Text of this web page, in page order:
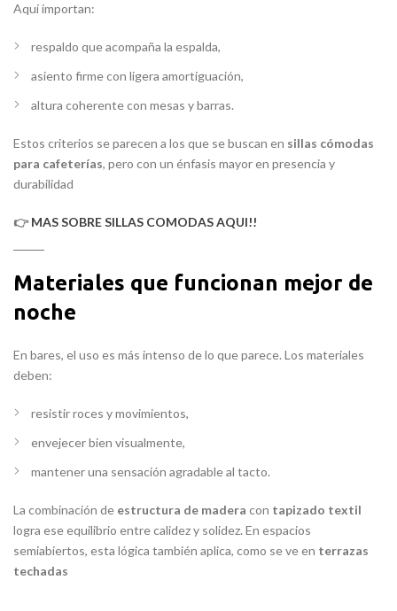
Aquí importan:
respaldo que acompaña la espalda,
asiento firme con ligera amortiguación,
altura coherente con mesas y barras.
Estos criterios se parecen a los que se buscan en sillas cómodas
para cafeterías, pero con un énfasis mayor en presencia y
durabilidad
👉MAS SOBRE SILLAS COMODAS AQUI!!
Materiales que funcionan mejor de
noche
En bares, el uso es más intenso de lo que parece. Los materiales
deben:
resistir roces y movimientos,
envejecer bien visualmente,
mantener una sensación agradable al tacto.
La combinación de estructura de madera con tapizado textil
logra ese equilibrio entre calidez y solidez. En espacios
semiabiertos, esta lógica también aplica, como se ve en terrazas
techadas